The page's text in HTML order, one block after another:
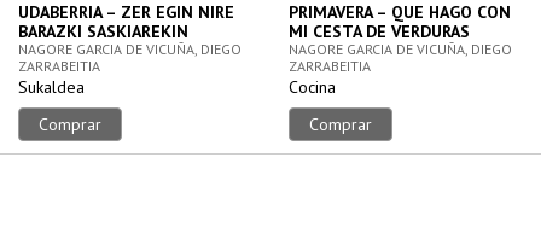
UDABERRIA – ZER EGIN NIRE
BARAZKI SASKIAREKIN
NAGORE GARCIA DE VICUÑA, DIEGO
ZARRABEITIA
Sukaldea
Comprar
PRIMAVERA – QUE HAGO CON
MI CESTA DE VERDURAS
NAGORE GARCIA DE VICUÑA, DIEGO
ZARRABEITIA
Cocina
Comprar